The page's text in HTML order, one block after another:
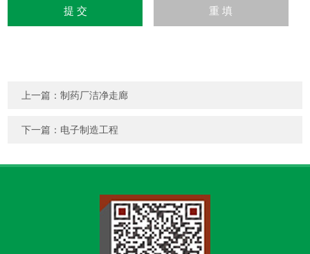
上一篇：制药厂洁净走廊
下一篇： 电子制造工程